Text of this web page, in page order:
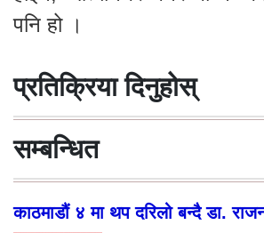
पनि हो ।
प्रतिक्रिया दिनुहोस्
सम्बन्धित
काठमाडौं ४ मा थप दरिलो बन्दै डा.